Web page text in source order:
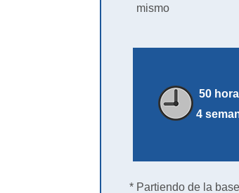
mismo
50
4
* Partiendo de la